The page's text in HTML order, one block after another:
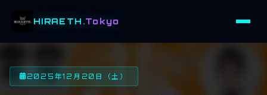
HIRAETH .Tokyo
2025年12月20日（土）